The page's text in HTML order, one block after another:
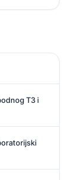
T3 i